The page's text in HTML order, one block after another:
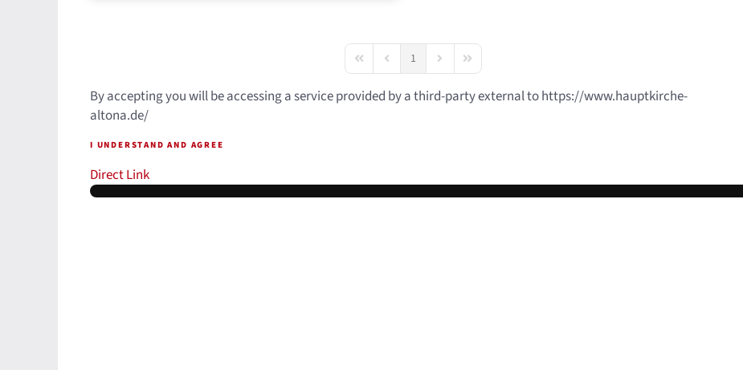
First PagePrevious Page
1 Next PageLast Page
By accepting you will be accessing a service provided by a third-party external to https://www.hauptkirche-
altona.de/
I UNDERSTAND AND AGREE
Direct Link